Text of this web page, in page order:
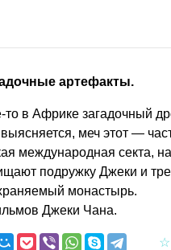
артефакты.
в Африке загадочный
меч этот —
международная секта,
подружку Джеки и
монастырь.
Джеки Чана.